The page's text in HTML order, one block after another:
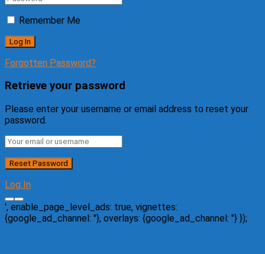
Remember Me
Forgotten Password?
Retrieve your password
Please enter your username or email address to reset your
password.
Log In
', enable_page_level_ads: true, vignettes:
{google_ad_channel: ''}, overlays: {google_ad_channel: ''} });